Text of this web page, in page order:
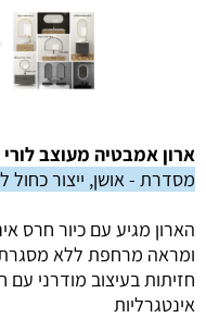
ארון אמבטיה מעוצב לורי
מסדרת - אושן, ייצור כחול
הארון מגיע עם כיור חרס
ומראה מרחפת ללא
חזיתות בעיצוב מודרני עם
אינטגרליות